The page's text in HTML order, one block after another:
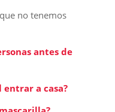
no tenemos
antes de
entrar a casa?